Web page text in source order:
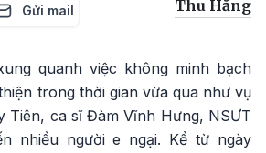
Gửi mail Thu Hằng
quanh việc không minh bạch
trong thời gian vừa qua như vụ
Tiên, ca sĩ Đàm Vĩnh Hưng, NSƯT
nhiều người e ngại. Kể từ ngày